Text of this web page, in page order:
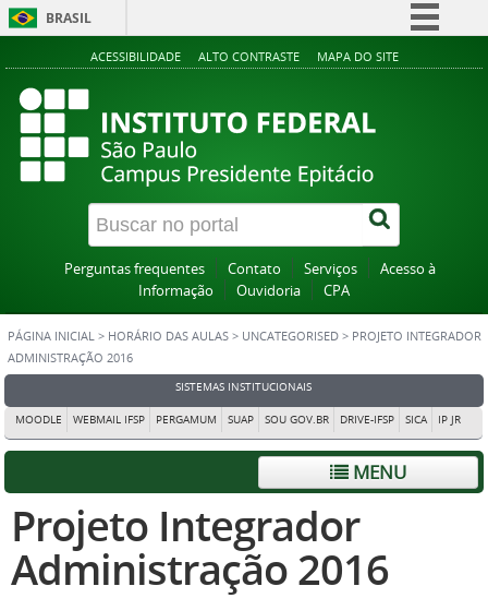
BRASIL
Simplifique!
Participe
Legislação
ACESSIBILIDADE ALTO CONTRASTE MAPA DO SITE
Perguntas frequentes Contato Serviços
Acesso à
Informação
Ouvidoria CPA
PÁGINA INICIAL > HORÁRIO DAS AULAS > UNCATEGORISED > PROJETO INTEGRADOR
ADMINISTRAÇÃO 2016
SISTEMAS INSTITUCIONAIS
MOODLE WEBMAIL IFSP PERGAMUM SUAP SOU GOV.BR DRIVE-IFSP SICA IP JR
MENU
Projeto Integrador
Administração 2016